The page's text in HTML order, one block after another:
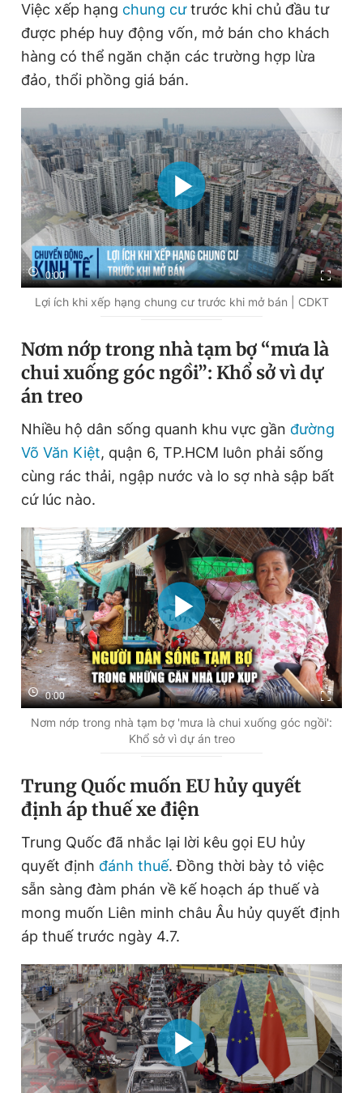
Việc xếp hạng chung cưtrước khi chủ đầu tư
được phép huy động vốn, mở bán cho khách
hàng có thể ngăn chặn các trường hợp lừa
đảo, thổi phồng giá bán.
0:00
Lợi ích khi xếp hạng chung cư trước khi mở bán | CDKT
Nơm nớp trong nhà tạm bợ “mưa là
chui xuống góc ngồi”: Khổ sở vì dự
án treo
Nhiều hộ dân sống quanh khu vực gần đường
Võ Văn Kiệt, quận 6, TP.HCM luôn phải sống
cùng rác thải, ngập nước và lo sợ nhà sập bất
cứ lúc nào.
0:00
Nơm nớp trong nhà tạm bợ 'mưa là chui xuống góc ngồi':
Khổ sở vì dự án treo
Trung Quốc muốn EU hủy quyết
định áp thuế xe điện
Trung Quốc đã nhắc lại lời kêu gọi EU hủy
quyết định đánh thuế. Đồng thời bày tỏ việc
sẵn sàng đàm phán về kế hoạch áp thuế và
mong muốn Liên minh châu Âu hủy quyết định
áp thuế trước ngày 4.7.